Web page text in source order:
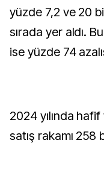
yüzde 7,2 ve 20
sırada yer aldı.
ise yüzde 74
2024 yılında
satış rakamı 258